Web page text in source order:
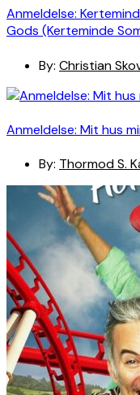
Anmeldelse:
Gods (Kerteminde
By: Christian
Anmeldelse: Mit hus
By: Thormod S.